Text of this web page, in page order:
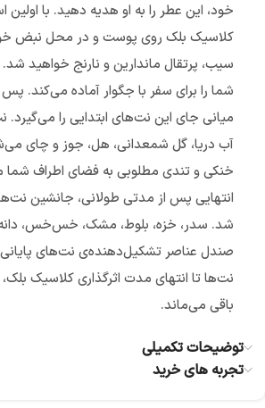
خود، این عطر را به او هدیه دهید. با اولین
کلاسیک بلک روی پوست و در محل نبض
سیب، پرتقال ماندارین و نارنج خواهید
میانی جای این نت‌های ابتدایی را
آب دریا، گل شمعدانی، هل، جوز و چای
خنکی و تندی مطلوبی به فضای اطراف
انتهایی پس از مدتی طولانی، جانشین
شد. سدر، خزه، بلوط، مشک، خس‌خس،
صندل عناصر تشکیل‌دهنده‌ی نت‌های پایانی
نت‌ها تا انتهای مدت اثرگذاری کلاسیک
باقی می‌ماند.
توضیحات تکمیلی
تجربه های خرید